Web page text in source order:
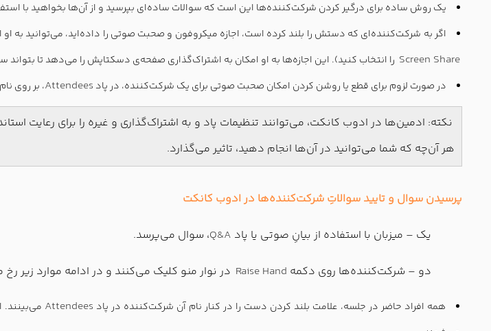
یک روش ساده برای درگیر کردن شرکت‌کننده‌ها این است که سوالات ساده‌ای بپرسید و از آن‌ها بخواهید با
اگر به شرکت‌کننده‌ای که دستش را بلند کرده است، اجازه میکروفون و صحبت صوتی را داده‌اید، می‌توانید به
Screen Share را انتخاب کنید). این اجازه‌ها به او امکان به اشتراک‌گذاری صفحه‌ی دسکتاپش را می‌دهد تا
در صورت لزوم برای قطع یا روشن کردن امکان صحبت صوتی برای یک شرکت‌کننده، در پاد Attendees، بر روی
نکته: ادمین‌ها در ادوب کانکت، می‌توانند تنظیمات پاد و به اشتراک‌گذاری و غیره را برای رعایت
هر آن‌چه که شما می‌توانید در آن‌ها انجام دهید، تاثیر می‌گذارد.
پرسیدن سوال و تایید سوالاتِ شرکت‌کننده‌ها در ادوب کانکت
یک – میزبان با استفاده از بیانِ صوتی یا پاد Q&A، سوال می‌پرسد.
دو – شرکت‌کننده‌ها روی دکمه Raise Hand در نوار منو کلیک می‌کنند و در ادامه موارد زیر
همه افراد حاضر در جلسه، علامت بلند کردن دست را در کنار نام آن شرکت‌کننده در پاد Attendees می‌بینند.